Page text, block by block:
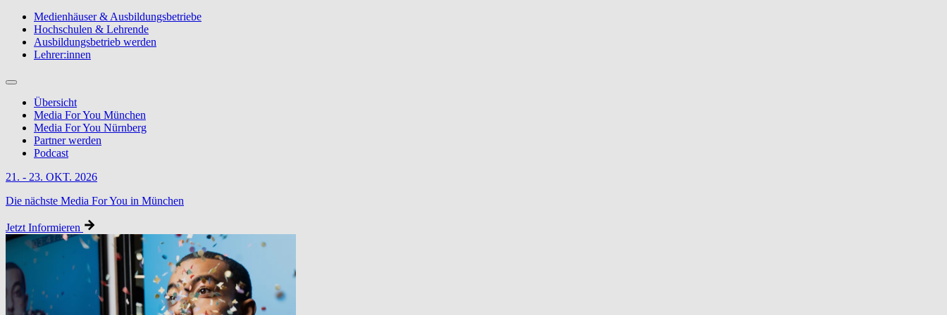
Medienhäuser & Ausbildungsbetriebe
Hochschulen & Lehrende
Ausbildungsbetrieb werden
Lehrer:innen
Übersicht
Media For You München
Media For You Nürnberg
Partner werden
Podcast
21. - 23. OKT. 2026
Die nächste Media For You in München
Jetzt Informieren